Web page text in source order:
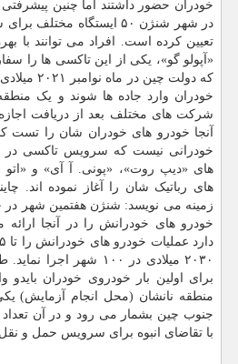
خودران حضور داشتند اما چنین پیشرفتی
در شهر شنژن ۵۰ ایستگاه
تعیین کرده است. افراد می توانند با
«آپولو گو»، یکی از این تاکسی ها را
که دولت
خودران وارد جاده ها شوند و یک
شرکت های مختلف بعد از دریافت اجازه
آنجا خودرو های خودران شان را تست
خودرانی نیست که سرویس تاکسی در
های «دیپ روت»، «پونی. آ آی» و
های رباتیک شان را آغاز نموده اند.
زمینه می نویسد: شنژن هفتمین شهر
خودرو های خودرانش را در آنجا
۲۰۳۰ میلادی در ۱۰۰
برای اولین بار خودروی خودران
منطقه نانشان (محل انجام آزمایش)
جنوب چین بشمار می رود و در آن
با تقاضای انبوه برای سرویس حمل و نقل